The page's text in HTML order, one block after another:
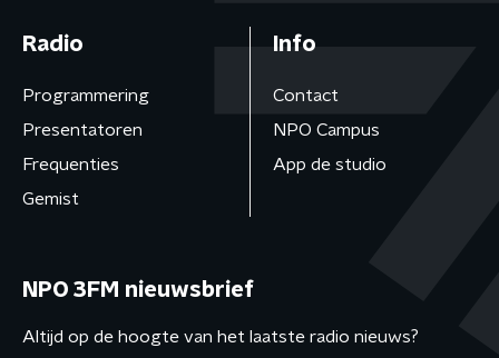
Radio
Programmering
Presentatoren
Frequenties
Gemist
Info
Contact
NPO Campus
App de studio
NPO 3FM nieuwsbrief
Altijd op de hoogte van het laatste radio nieuws?